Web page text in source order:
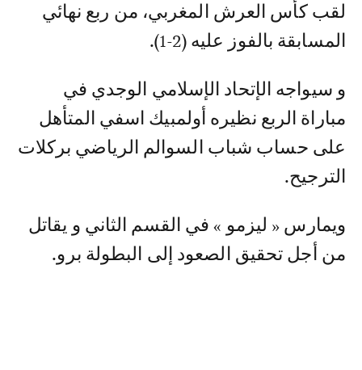
لقب كأس العرش المغربي، من ربع نهائي
المسابقة بالفوز عليه (2-1).
و سيواجه الإتحاد الإسلامي الوجدي في
مباراة الربع نظيره أولمبيك اسفي المتأهل
على حساب شباب السوالم الرياضي بركلات
الترجيح.
ويمارس « ليزمو » في القسم الثاني و يقاتل
من أجل تحقيق الصعود إلى البطولة برو.